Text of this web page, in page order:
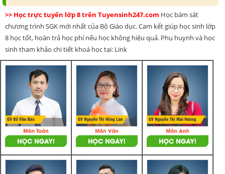
>> Học trực tuyến lớp 8 trên Tuyensinh247.com Học bám sát
chương trình SGK mới nhất của Bộ Giáo dục. Cam kết giúp học sinh lớp
8 học tốt, hoàn trả học phí nếu học không hiệu quả. Phụ huynh và học
sinh tham khảo chi tiết khoá học tại: Link